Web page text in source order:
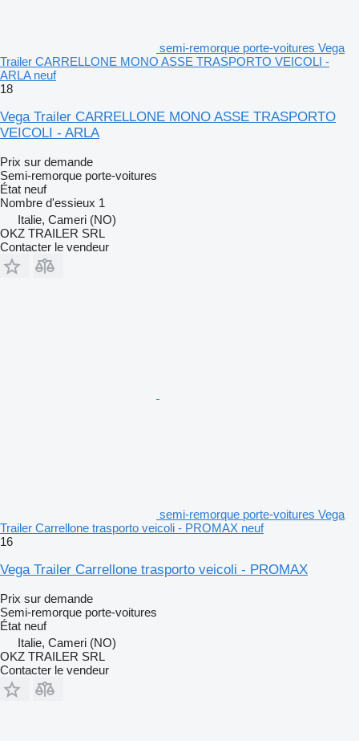
semi-remorque porte-voitures Vega
Trailer CARRELLONE MONO ASSE TRASPORTO VEICOLI -
ARLA neuf
18
Vega Trailer CARRELLONE MONO ASSE TRASPORTO
VEICOLI - ARLA
Prix sur demande
Semi-remorque porte-voitures
État neuf
Nombre d'essieux 1
Italie, Cameri (NO)
OKZ TRAILER SRL
Contacter le vendeur
semi-remorque porte-voitures Vega
Trailer Carrellone trasporto veicoli - PROMAX neuf
16
Vega Trailer Carrellone trasporto veicoli - PROMAX
Prix sur demande
Semi-remorque porte-voitures
État neuf
Italie, Cameri (NO)
OKZ TRAILER SRL
Contacter le vendeur